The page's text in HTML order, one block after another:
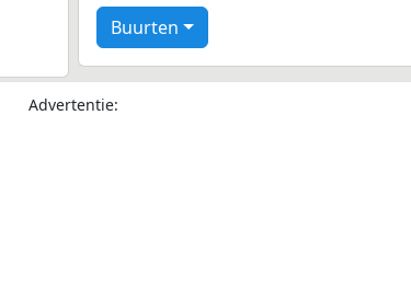
Buurten
Advertentie: